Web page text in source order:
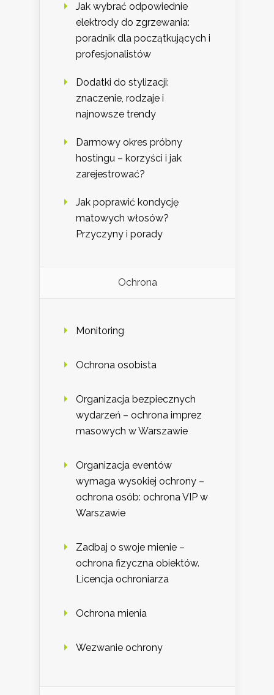
Jak wybrać odpowiednie
elektrody do zgrzewania:
poradnik dla początkujących i
profesjonalistów
Dodatki do stylizacji:
znaczenie, rodzaje i
najnowsze trendy
Darmowy okres próbny
hostingu – korzyści i jak
zarejestrować?
Jak poprawić kondycję
matowych włosów?
Przyczyny i porady
Ochrona
Monitoring
Ochrona osobista
Organizacja bezpiecznych
wydarzeń – ochrona imprez
masowych w Warszawie
Organizacja eventów
wymaga wysokiej ochrony –
ochrona osób: ochrona VIP w
Warszawie
Zadbaj o swoje mienie –
ochrona fizyczna obiektów.
Licencja ochroniarza
Ochrona mienia
Wezwanie ochrony